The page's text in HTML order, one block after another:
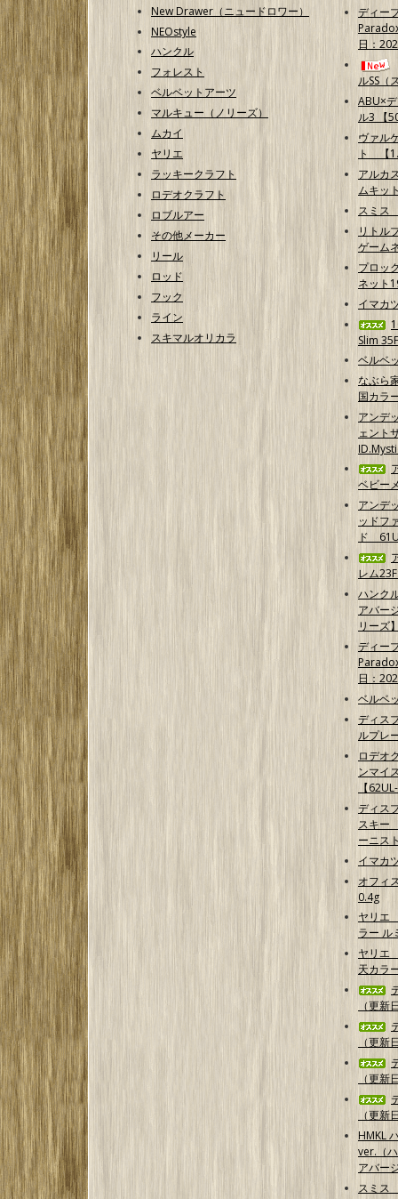
New Drawer（ニュードロワー）
NEOstyle
ハンクル
フォレスト
ベルベットアーツ
マルキュー（ノリーズ）
ムカイ
ヤリエ
ラッキークラフト
ロデオクラフト
ロブルアー
その他メーカー
リール
ロッド
フック
ライン
スキマルオリカラ
ディー
日：
ルSS（
ABU×
ル3 【
ヴァル
ト 【
アルカ
ムキッ
スミス
リトル
ゲーム
プロッ
ネット
イマカ
Slim
ベルベ
なぶら
国カラ
アンデ
ェント
ベビー
アンデ
ッドフ
ド
レム
ハンク
アバー
リーズ
ディー
日：
ベルベ
ディス
ルプレ
ロデオ
ンマイ
【
ディス
スキー
ーニス
イマカ
オフィ
0.4g
ヤリエ
ラー ル
ヤリエ
天カラ
（更新
（更新
（更新
（更新
HMKL
ver.（
アバー
スミス